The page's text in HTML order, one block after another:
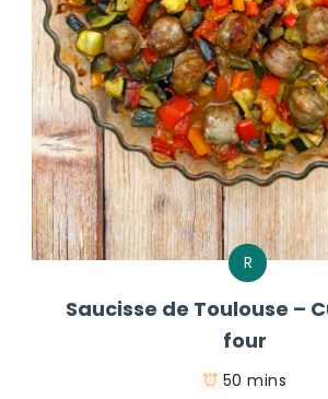
R
Saucisse de Toulouse –
four
50 mins